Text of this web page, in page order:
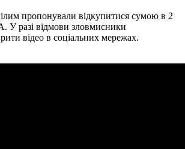
пропонували відкупитися сумою в 2
У разі відмови зловмисники
відео в соціальних мережах.